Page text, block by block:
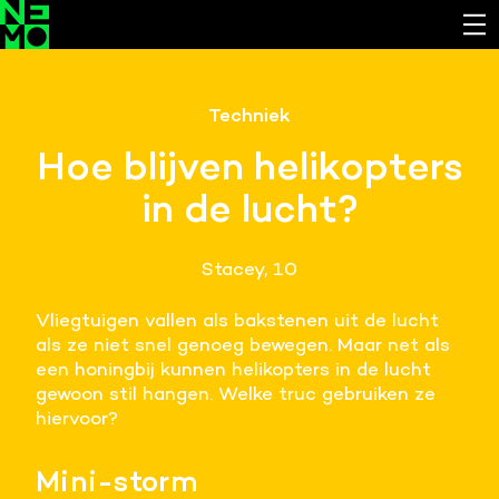
Techniek
Hoe blijven helikopters
in de lucht?
Stacey, 10
Vliegtuigen vallen als bakstenen uit de lucht
als ze niet snel genoeg bewegen. Maar net als
een honingbij kunnen helikopters in de lucht
gewoon stil hangen. Welke truc gebruiken ze
hiervoor?
Mini-storm
Cookies van derde partijen
Noodzakelijk om content van externe bronnen te
Analystische cookies
verbeteren.
Marketing cookies
Verzamelt informatie over de klantreis.
je voorkeuren aan.